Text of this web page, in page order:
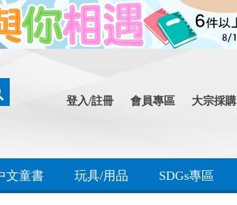
登入/註冊 會員專區 大宗採購
文童書 玩具/用品 SDGs專區